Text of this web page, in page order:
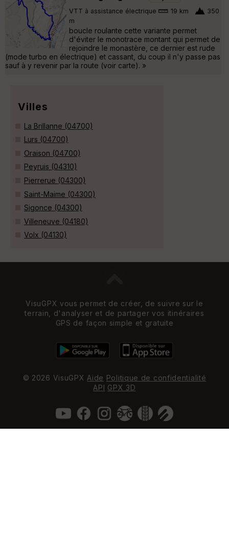
VTT à assistance électrique 19 km
350
m
boucle roulante cette variante permet
d'éviter le monotrace montant qui permet de
rejoindre le monastère, ce dernier est rude
(mode turbo en électrique) et cassant, du coup il n'y passe pas
sauf à y revenir par la route (voir carte). »
Villes
La Brillanne (04700)
Lurs (04700)
Oraison (04700)
Peyruis (04310)
Pierrerue (04300)
Saint-Maime (04300)
Sigonce (04300)
Villeneuve (04180)
Volx (04130)
VisuGPX vous permet de créer, de suivre sur le
terrain, d'analyser et de partager vos itinéraires
GPS de façon simple et gratuite
© 2026 VisuGPX Aide Politique de confidentialité
API GPX 3D